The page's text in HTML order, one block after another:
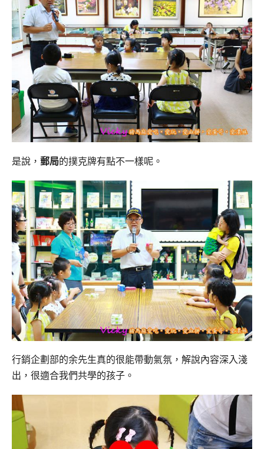
是說， 郵局的撲克牌有點不一樣呢。
行銷企劃部的余先生真的很能帶動氣氛，解說內容深入淺
出，很適合我們共學的孩子。